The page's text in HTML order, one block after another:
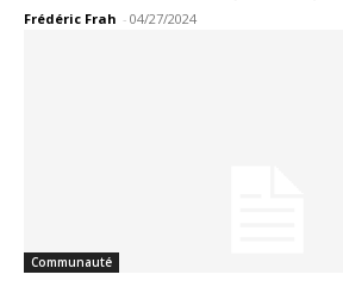
Frédéric Frah - 04/27/2024
Communauté